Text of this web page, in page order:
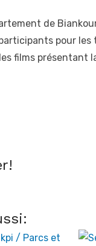
de
pour
films présentant